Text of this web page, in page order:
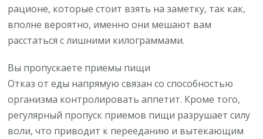
рационе, которые стоит взять на заметку, так как,
вполне вероятно, именно они мешают вам
расстаться с лишними килограммами.
Вы пропускаете приемы пищи
Отказ от еды напрямую связан со способностью
организма контролировать аппетит. Кроме того,
регулярный пропуск приемов пищи разрушает силу
воли, что приводит к перееданию и вытекающим